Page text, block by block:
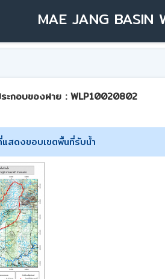
MAE JANG BASIN
ะกอบของฝาย : WLP10020802
สดงขอบเขตพื้นที่รับน้ำ